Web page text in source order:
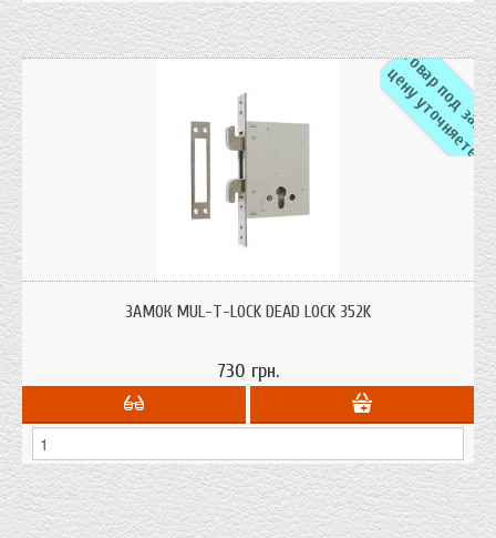
а
ц
е
ЗАМОК MUL-T-LOCK DEAD LOCK 352K
730 грн.